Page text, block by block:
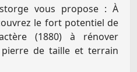
vous propose : À
le fort potentiel de
(1880) à rénover
pierre de taille et terrain